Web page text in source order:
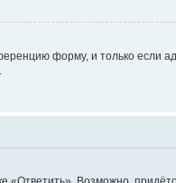
форму, и только если